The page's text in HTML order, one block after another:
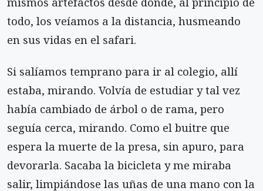
todo, los veíamos a la distancia, husmeando
en sus vidas en el safari.
Si salíamos temprano para ir al colegio, allí
estaba, mirando. Volvía de estudiar y tal vez
había cambiado de árbol o de rama, pero
seguía cerca, mi­rando. Como el buitre que
espera la muerte de la presa, sin apuro, para
devorarla. Sacaba la bicicleta y me miraba
salir, limpiándose las uñas de una mano con la